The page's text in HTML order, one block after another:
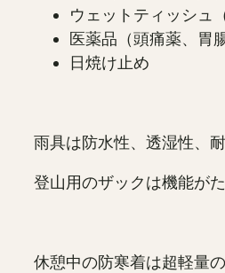
ウェットティッシュ
医薬品（頭痛薬、胃
日焼け止め
雨具は防水性、透湿性、
登山用のザックは機能が
休憩中の防寒着は超軽量